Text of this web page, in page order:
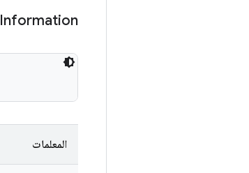
Information
المعلمات